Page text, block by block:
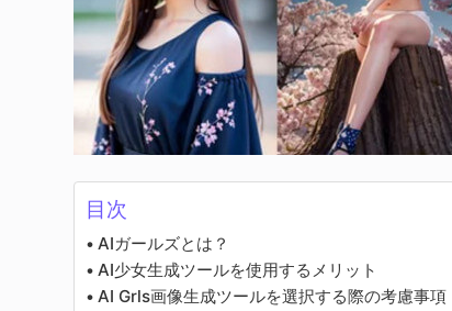
目次
AIガールズとは？
AI少女生成ツールを使用するメリット
AI Grls画像生成ツールを選択する際の考慮事項